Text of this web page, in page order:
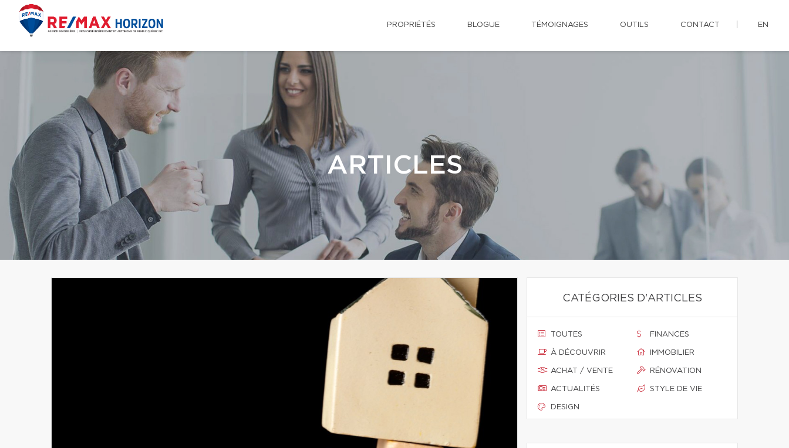
PROPRIÉTÉS BLOGUE TÉMOIGNAGES OUTILS CONTACT EN
ARTICLES
CATÉGORIES D'ARTICLES
TOUTES
À DÉCOUVRIR
ACHAT / VENTE
ACTUALITÉS
DESIGN
FINANCES
IMMOBILIER
RÉNOVATION
STYLE DE VIE